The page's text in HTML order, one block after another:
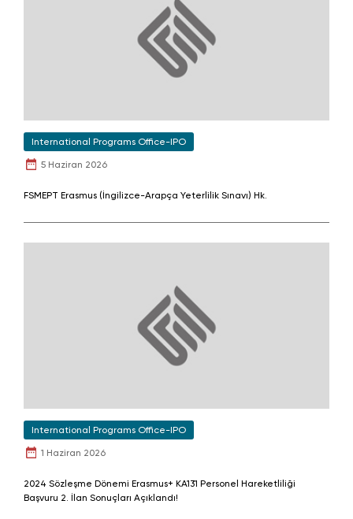
International Programs Office-IPO
5 Haziran 2026
FSMEPT Erasmus (İngilizce-Arapça Yeterlilik Sınavı) Hk.
International Programs Office-IPO
1 Haziran 2026
2024 Sözleşme Dönemi Erasmus+ KA131 Personel Hareketliliği
Başvuru 2. İlan Sonuçları Açıklandı!